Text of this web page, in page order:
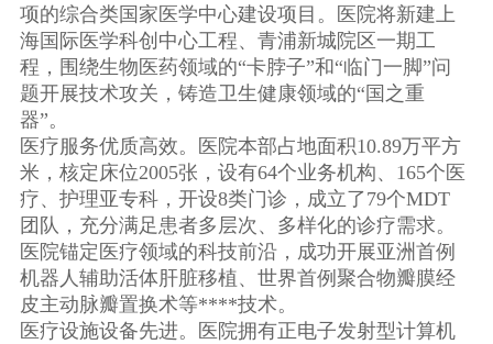
项的综合类国家医学中心建设项目。医院将新建上
海国际医学科创中心工程、青浦新城院区一期工
程，围绕生物医药领域的“卡脖子”和“临门一脚”问
题开展技术攻关，铸造卫生健康领域的“国之重
器”。
医疗服务优质高效。医院本部占地面积10.89万平方
米，核定床位2005张，设有64个业务机构、165个医
疗、护理亚专科，开设8类门诊，成立了79个MDT
团队，充分满足患者多层次、多样化的诊疗需求。
医院锚定医疗领域的科技前沿，成功开展亚洲首例
机器人辅助活体肝脏移植、世界首例聚合物瓣膜经
皮主动脉瓣置换术等****技术。
医疗设施设备先进。医院拥有正电子发射型计算机